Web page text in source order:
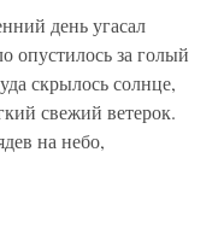
день угасал
опустилось за голый
скрылось солнце,
свежий ветерок.
на небо,